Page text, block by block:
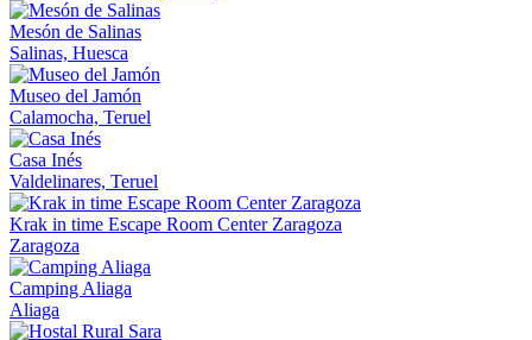
Mesón de Salinas
Salinas, Huesca
Museo del Jamón
Calamocha, Teruel
Casa Inés
Valdelinares, Teruel
Krak in time Escape Room Center Zaragoza
Zaragoza
Camping Aliaga
Aliaga